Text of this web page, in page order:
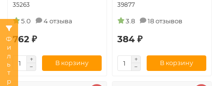
Фильтр
35263
5.0 4 отзыва
762 ₽
В корзину
39877
3.8 18 отзывов
384 ₽
В корзину